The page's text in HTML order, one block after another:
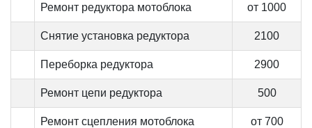
Ремонт редуктора мотоблока от 1000
Снятие установка редуктора 2100
Переборка редуктора 2900
Ремонт цепи редуктора 500
Ремонт сцепления мотоблока от 700